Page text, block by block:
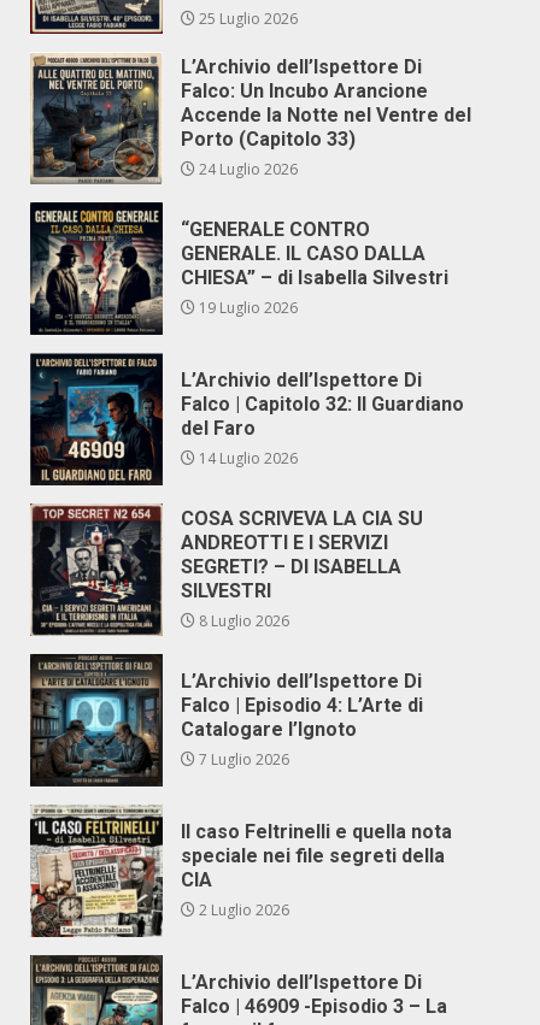
25 Luglio 2026
L’Archivio dell’Ispettore Di
Falco: Un Incubo Arancione
Accende la Notte nel Ventre del
Porto (Capitolo 33)
24 Luglio 2026
“GENERALE CONTRO
GENERALE. IL CASO DALLA
CHIESA” – di Isabella Silvestri
19 Luglio 2026
L’Archivio dell’Ispettore Di
Falco | Capitolo 32: Il Guardiano
del Faro
14 Luglio 2026
COSA SCRIVEVA LA CIA SU
ANDREOTTI E I SERVIZI
SEGRETI? – DI ISABELLA
SILVESTRI
8 Luglio 2026
L’Archivio dell’Ispettore Di
Falco | Episodio 4: L’Arte di
Catalogare l’Ignoto
7 Luglio 2026
Il caso Feltrinelli e quella nota
speciale nei file segreti della
CIA
2 Luglio 2026
L’Archivio dell’Ispettore Di
Falco | 46909 -Episodio 3 – La